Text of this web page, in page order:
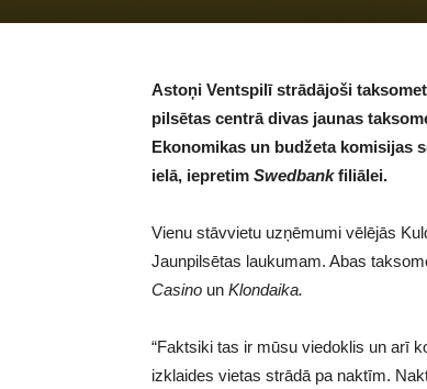
Astoņi Ventspilī strādājoši
pilsētas centrā divas jaunas
Ekonomikas un budžeta komisijas
ielā, iepretim Swedbankfiliālei.
Vienu stāvvietu uzņēmumi vēlējās
Jaunpilsētas laukumam. Abas
Casino un Klondaika.
“Faktsiki tas ir mūsu viedoklis un arī
izklaides vietas strādā pa naktīm.